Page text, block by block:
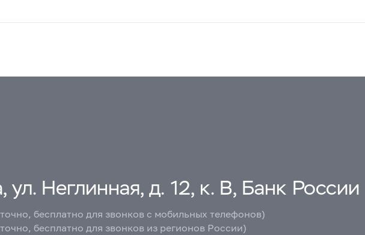
ул. Неглинная, д. 12, к. В, Банк России
бесплатно для звонков с мобильных телефонов)
бесплатно для звонков из регионов России)